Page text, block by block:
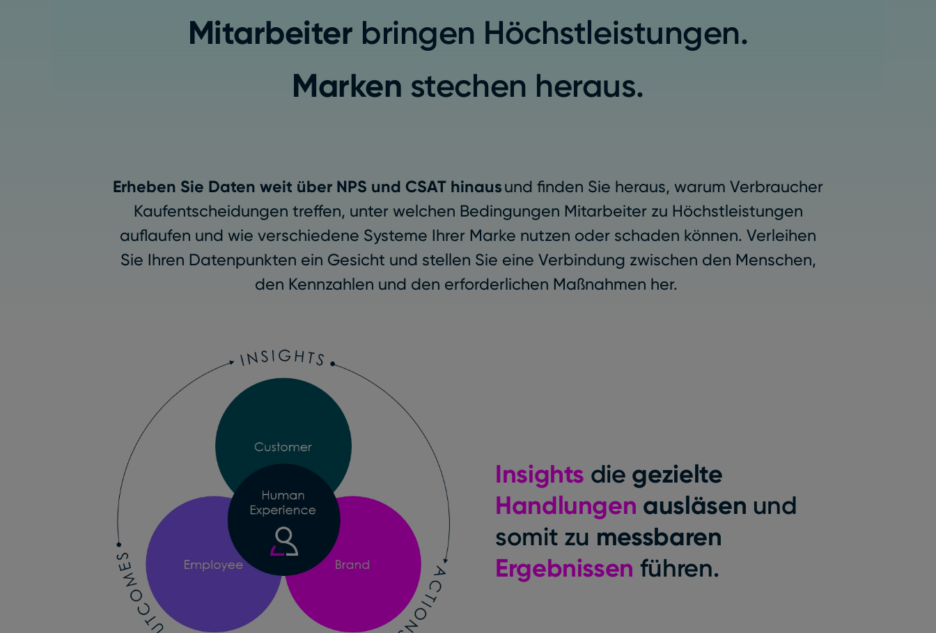
Mitarbeiter bringen Höchstleistungen.
Marken stechen heraus.
Erheben Sie Daten weit über NPS und CSAT hinausund finden Sie heraus, warum Verbraucher
Kaufentscheidungen treffen, unter welchen Bedingungen Mitarbeiter zu Höchstleistungen
auflaufen und wie verschiedene Systeme Ihrer Marke nutzen oder schaden können. Verleihen
Sie Ihren Datenpunkten ein Gesicht und stellen Sie eine Verbindung zwischen den Menschen,
den Kennzahlen und den erforderlichen Maßnahmen her.
Insights die gezielte
Handlungen ausläsen und
somit zu messbaren
Ergebnissen führen.